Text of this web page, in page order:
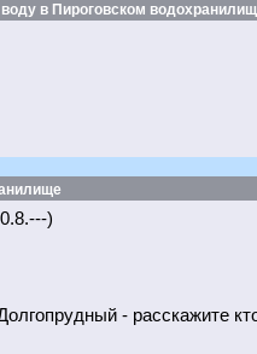
в Пироговском
)
- расскажите